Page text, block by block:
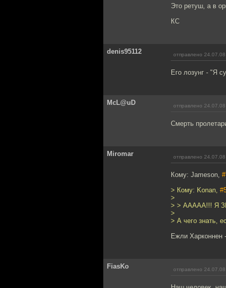
Это ретуш, а в
КС
denis95112 отправлено
Его лозунг - "Я
McL@uD отправлено
Смерть
Miromar отправлено
Кому: Jameson,
> Кому: Konan,
>
> > ААААА!!! Я
>
> А чего знать,
Ежли Харконнен
FiasKo отправлено 24.07.08